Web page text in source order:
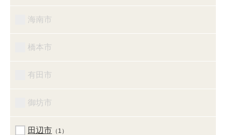
海南市
橋本市
有田市
御坊市
田辺市 （1）